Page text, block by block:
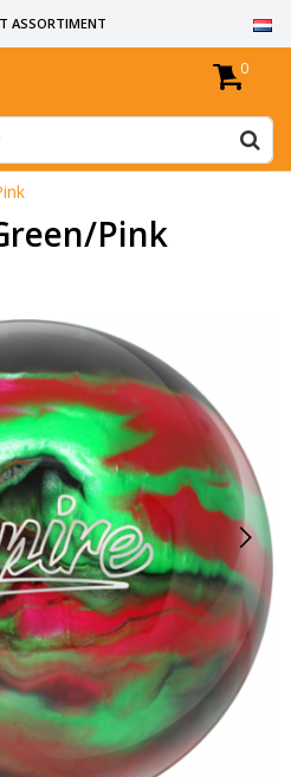
ASSORTIMENT
RETOUR RECHT
ZIJN ONGEBOORD
0
Pink